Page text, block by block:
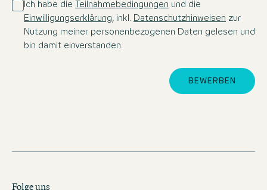
Ich habe die Teilnahmebedingungen und die
Einwilligungserklärung, inkl. Datenschutzhinweisen zur
Nutzung meiner personenbezogenen Daten gelesen und
bin damit einverstanden.
BEWERBEN
Folge uns